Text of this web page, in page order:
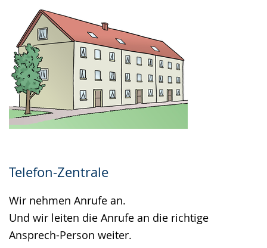
Telefon-Zentrale
Wir nehmen Anrufe an.
Und wir leiten die Anrufe an die richtige
Ansprech-Person weiter.